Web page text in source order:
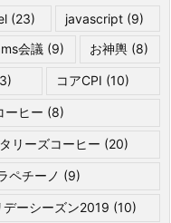
(23) javascript (9)
会議 (9) お神輿(8)
コアCPI (10)
ーヒー (8)
タリーズコーヒー (20)
ペチーノ (9)
デーシーズン2019 (10)